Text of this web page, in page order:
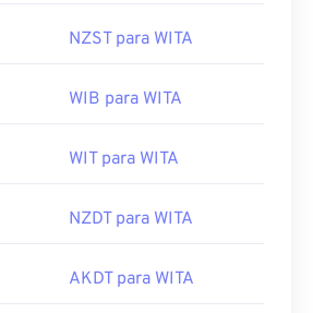
NZST para WITA
WIB para WITA
WIT para WITA
NZDT para WITA
AKDT para WITA